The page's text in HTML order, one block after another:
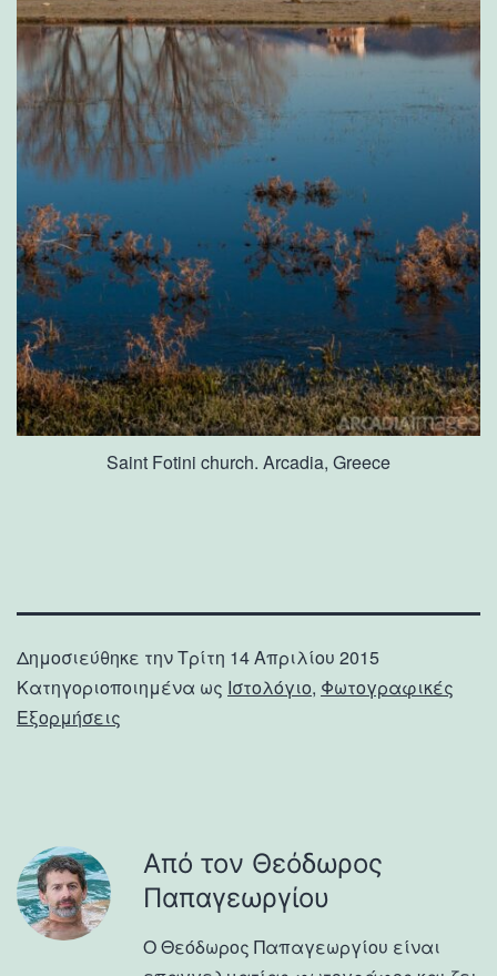
Saint Fotini church. Arcadia, Greece
Δημοσιεύθηκε τηνΤρίτη 14 Απριλίου 2015
Κατηγοριοποιημένα ως Ιστολόγιο, Φωτογραφικές
Εξορμήσεις
Από τον Θεόδωρος
Παπαγεωργίου
Ο Θεόδωρος Παπαγεωργίου είναι